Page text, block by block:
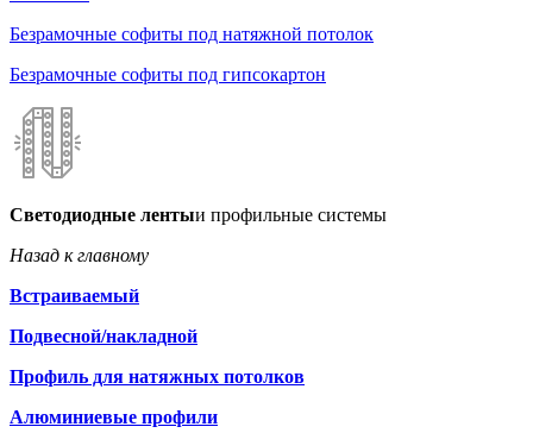
Безрамочные софиты под натяжной потолок
Безрамочные софиты под гипсокартон
Светодиодные лентыи профильные системы
Назад к главному
Встраиваемый
Подвесной/накладной
Профиль для натяжных потолков
Алюминиевые профили